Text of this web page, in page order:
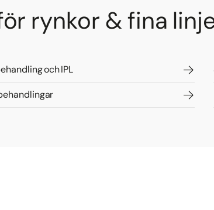
rynkor & fina
och IPL